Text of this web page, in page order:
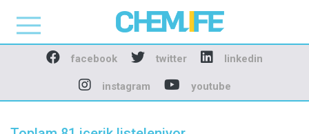
Chemlife - Basılı ve
facebook twitter linkedin
instagram youtube